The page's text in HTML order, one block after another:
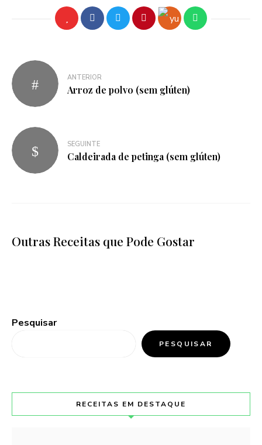
ANTERIOR
Arroz de polvo (sem glúten)
SEGUINTE
Caldeirada de petinga (sem glúten)
Outras Receitas que Pode Gostar
Pesquisar
PESQUISAR
RECEITAS EM DESTAQUE